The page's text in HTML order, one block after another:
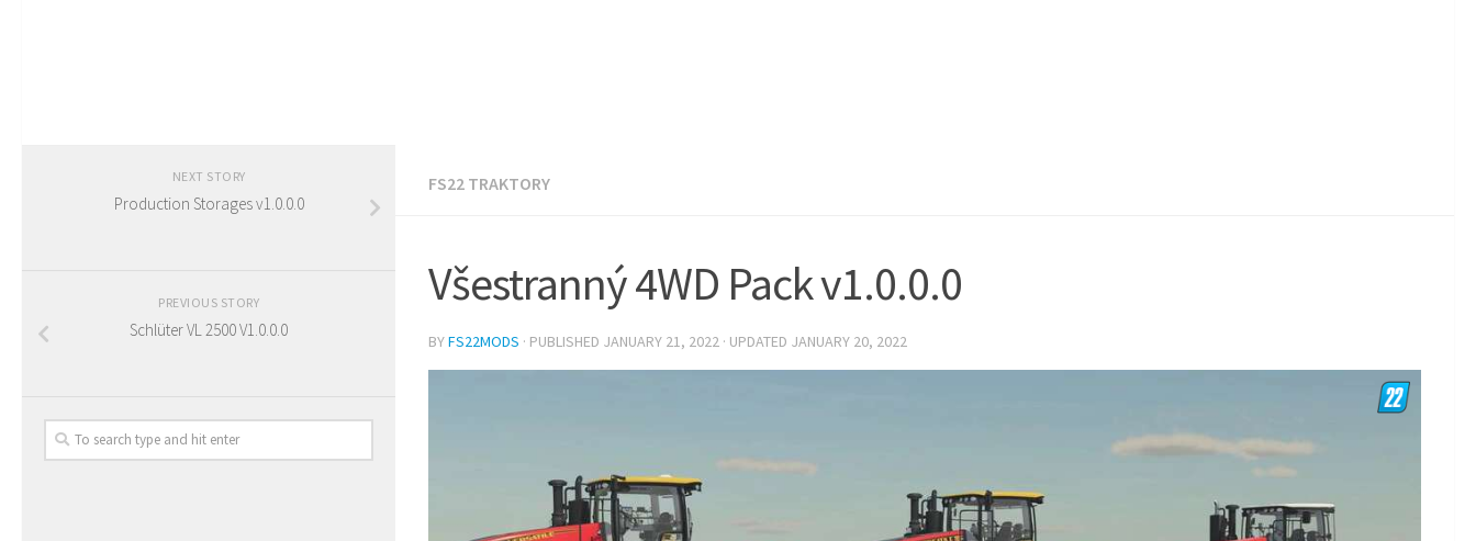
FS22 TRAKTORY
Všestranný 4WD Pack v1.0.0.0
BYFS22MODS · PUBLISHED JANUARY 21, 2022 · UPDATED JANUARY 20, 2022
NEXT STORY
Production Storages v1.0.0.0
PREVIOUS STORY
Schlüter VL 2500 V1.0.0.0